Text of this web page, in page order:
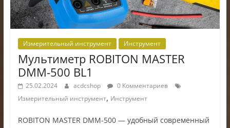
Измерительный инструмент Инструмент
Мультиметр ROBITON MASTER
DMM-500 BL1
25.02.2024 acdcshop
0 Комментариев
Измерительный инструмент, Инструмент
ROBITON MASTER DMM-500 — удобный современный